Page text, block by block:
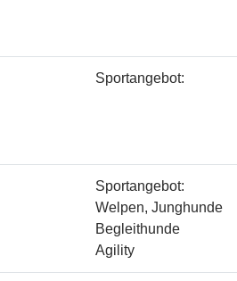
Sportangebot:
Sportangebot:
Welpen, Junghunde
Begleithunde
Agility